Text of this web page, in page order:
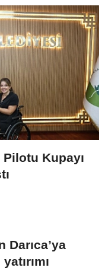
Pilotu Kupayı
Darıca’ya